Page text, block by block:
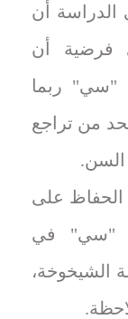
الدراسة أن
فرضية أن
"سي" ربما
من تراجع
السن.
الحفاظ على
"سي" في
الشيخوخة،